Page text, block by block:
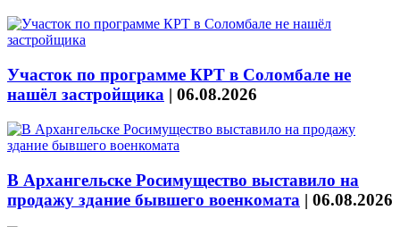
Участок по программе КРТ в Соломбале не
нашёл застройщика | 06.08.2026
В Архангельске Росимущество выставило на
продажу здание бывшего военкомата | 06.08.2026